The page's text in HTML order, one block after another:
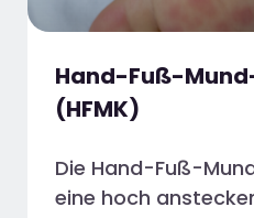
Hand-Fuß-
(HFMK)
Die Hand-Fuß-
eine hoch